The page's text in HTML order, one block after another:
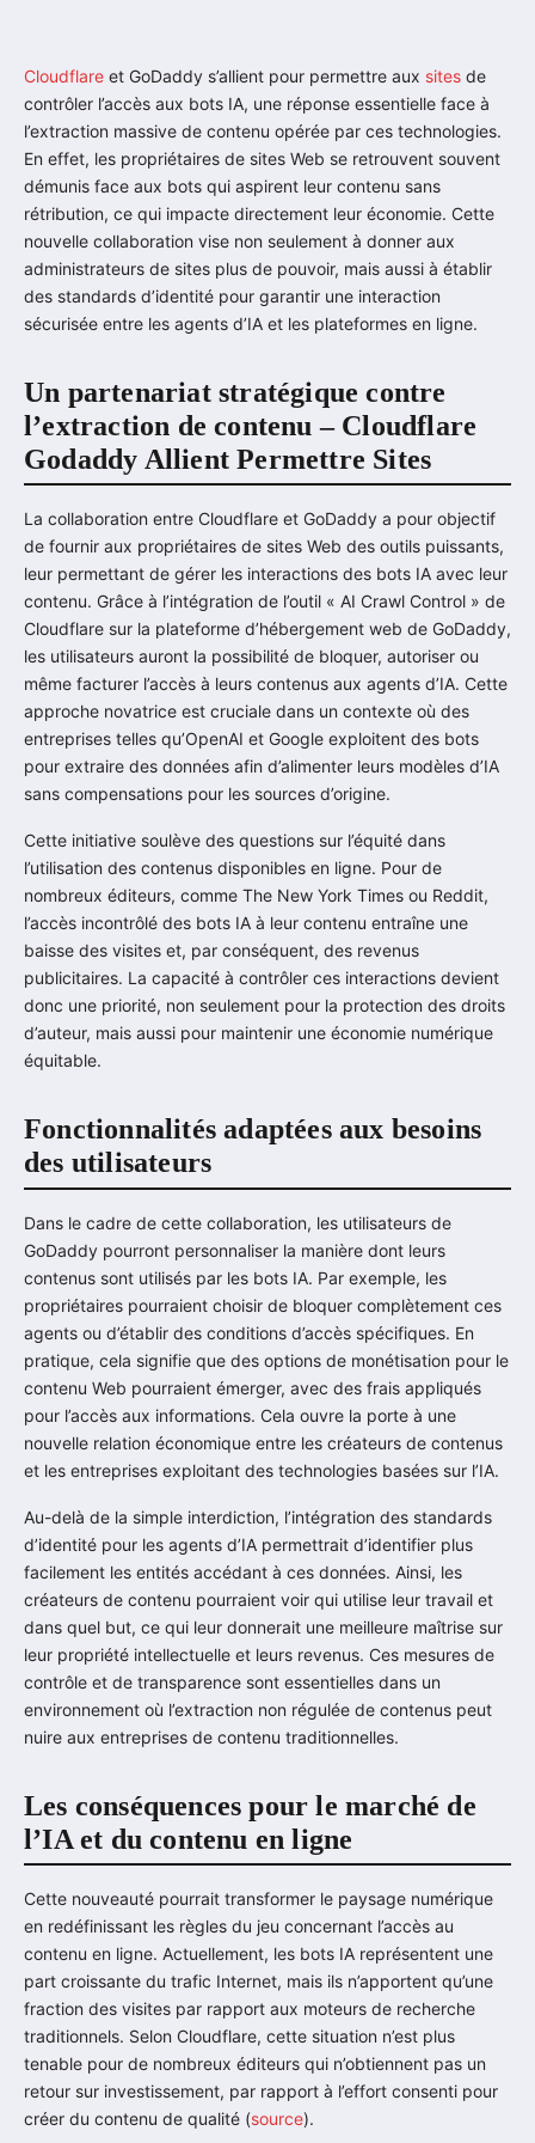
Cloudflare et GoDaddy s’allient pour permettre aux sites de
contrôler l’accès aux bots IA, une réponse essentielle face à
l’extraction massive de contenu opérée par ces technologies.
En effet, les propriétaires de sites Web se retrouvent souvent
démunis face aux bots qui aspirent leur contenu sans
rétribution, ce qui impacte directement leur économie. Cette
nouvelle collaboration vise non seulement à donner aux
administrateurs de sites plus de pouvoir, mais aussi à établir
des standards d’identité pour garantir une interaction
sécurisée entre les agents d’IA et les plateformes en ligne.
Un partenariat stratégique contre
l’extraction de contenu – Cloudflare
Godaddy Allient Permettre Sites
La collaboration entre Cloudflare et GoDaddy a pour objectif
de fournir aux propriétaires de sites Web des outils puissants,
leur permettant de gérer les interactions des bots IA avec leur
contenu. Grâce à l’intégration de l’outil « AI Crawl Control » de
Cloudflare sur la plateforme d’hébergement web de GoDaddy,
les utilisateurs auront la possibilité de bloquer, autoriser ou
même facturer l’accès à leurs contenus aux agents d’IA. Cette
approche novatrice est cruciale dans un contexte où des
entreprises telles qu’OpenAI et Google exploitent des bots
pour extraire des données afin d’alimenter leurs modèles d’IA
sans compensations pour les sources d’origine.
Cette initiative soulève des questions sur l’équité dans
l’utilisation des contenus disponibles en ligne. Pour de
nombreux éditeurs, comme The New York Times ou Reddit,
l’accès incontrôlé des bots IA à leur contenu entraîne une
baisse des visites et, par conséquent, des revenus
publicitaires. La capacité à contrôler ces interactions devient
donc une priorité, non seulement pour la protection des droits
d’auteur, mais aussi pour maintenir une économie numérique
équitable.
Fonctionnalités adaptées aux besoins
des utilisateurs
Dans le cadre de cette collaboration, les utilisateurs de
GoDaddy pourront personnaliser la manière dont leurs
contenus sont utilisés par les bots IA. Par exemple, les
propriétaires pourraient choisir de bloquer complètement ces
agents ou d’établir des conditions d’accès spécifiques. En
pratique, cela signifie que des options de monétisation pour le
contenu Web pourraient émerger, avec des frais appliqués
pour l’accès aux informations. Cela ouvre la porte à une
nouvelle relation économique entre les créateurs de contenus
et les entreprises exploitant des technologies basées sur l’IA.
Au-delà de la simple interdiction, l’intégration des standards
d’identité pour les agents d’IA permettrait d’identifier plus
facilement les entités accédant à ces données. Ainsi, les
créateurs de contenu pourraient voir qui utilise leur travail et
dans quel but, ce qui leur donnerait une meilleure maîtrise sur
leur propriété intellectuelle et leurs revenus. Ces mesures de
contrôle et de transparence sont essentielles dans un
environnement où l’extraction non régulée de contenus peut
nuire aux entreprises de contenu traditionnelles.
Les conséquences pour le marché de
l’IA et du contenu en ligne
Cette nouveauté pourrait transformer le paysage numérique
en redéfinissant les règles du jeu concernant l’accès au
contenu en ligne. Actuellement, les bots IA représentent une
part croissante du trafic Internet, mais ils n’apportent qu’une
fraction des visites par rapport aux moteurs de recherche
traditionnels. Selon Cloudflare, cette situation n’est plus
tenable pour de nombreux éditeurs qui n’obtiennent pas un
retour sur investissement, par rapport à l’effort consenti pour
créer du contenu de qualité (source).